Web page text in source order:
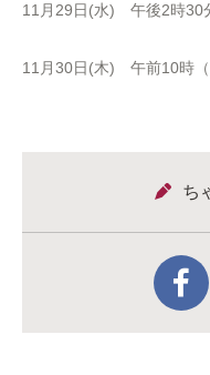
11月29日(水) 午後2時30
11月30日(木) 午前10時（
ち